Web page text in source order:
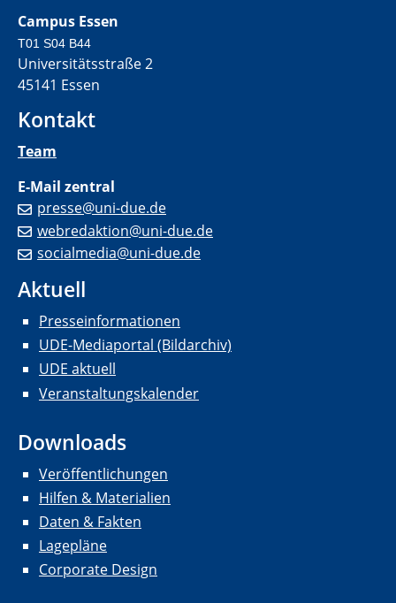
Campus Essen
T01 S04 B44
Universitätsstraße 2
45141 Essen
Kontakt
Team
E-Mail zentral
presse@uni-due.de
webredaktion@uni-due.de
socialmedia@uni-due.de
Aktuell
Presseinformationen
UDE-Mediaportal (Bildarchiv)
UDE aktuell
Veranstaltungskalender
Downloads
Veröffentlichungen
Hilfen & Materialien
Daten & Fakten
Lagepläne
Corporate Design